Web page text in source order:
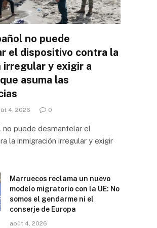
no puede
el dispositivo contra la
irregular y exigir a
asuma las
4, 2026 0
no puede desmantelar el
la inmigración irregular y exigir
Marruecos reclama un nuevo
modelo migratorio con la UE: No
somos el gendarme ni el
conserje de Europa
août 4, 2026